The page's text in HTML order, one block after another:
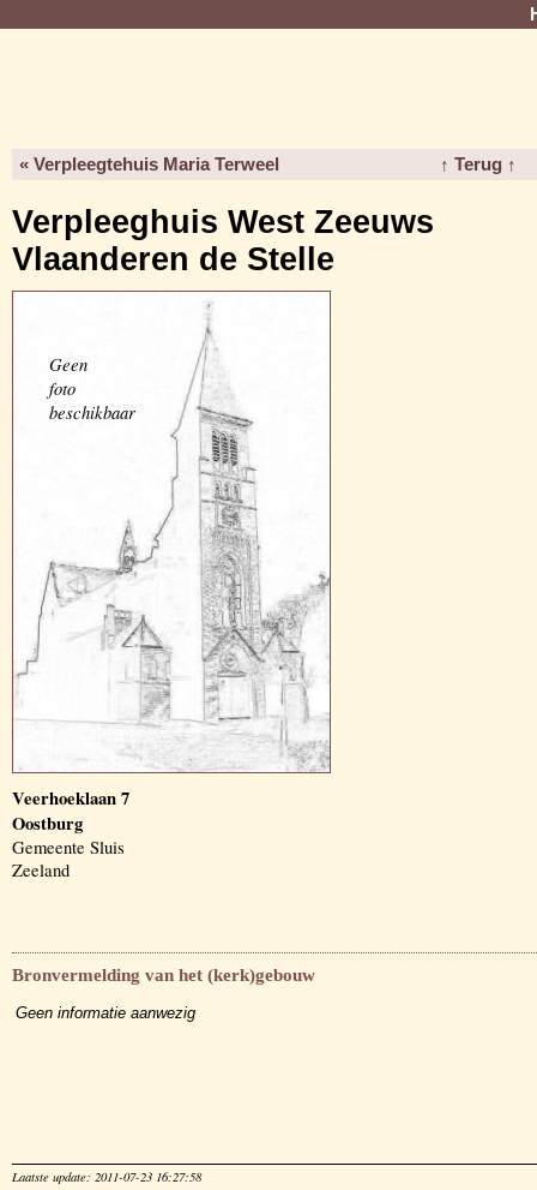
« Verpleegtehuis Maria Terweel ↑ Terug ↑
Verpleeghuis West Zeeuws
Vlaanderen de Stelle
Geen
foto
beschikbaar
Veerhoeklaan 7
Oostburg
Gemeente Sluis
Zeeland
Bronvermelding van het (kerk)gebouw
Geen informatie aanwezig
Laatste update: 2011-07-23 16:27:58